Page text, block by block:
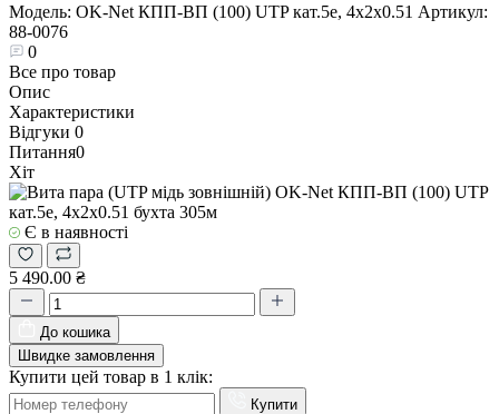
Модель: OK-Net КПП-ВП (100) UTP кат.5е, 4х2х0.51 Артикул:
88-0076
0
Все про товар
Опис
Характеристики
Відгуки 0
Питання0
Хіт
Є в наявності
5 490.00 ₴
До кошика
Швидке замовлення
Купити цей товар в 1 клік:
Купити